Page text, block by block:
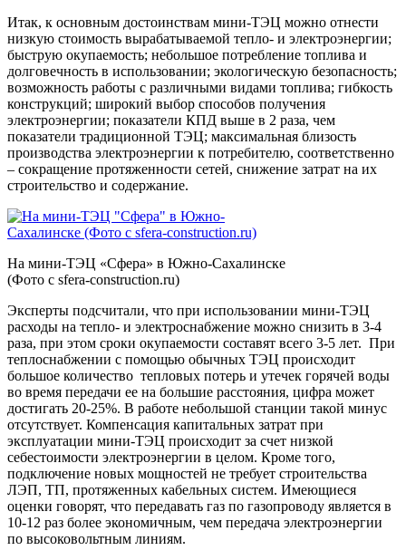
Итак, к основным достоинствам мини-ТЭЦ можно отнести
низкую стоимость вырабатываемой тепло- и электроэнергии;
быструю окупаемость; небольшое потребление топлива и
долговечность в использовании; экологическую безопасность;
возможность работы с различными видами топлива; гибкость
конструкций; широкий выбор способов получения
электроэнергии; показатели КПД выше в 2 раза, чем
показатели традиционной ТЭЦ; максимальная близость
производства электроэнергии к потребителю, соответственно
– сокращение протяженности сетей, снижение затрат на их
строительство и содержание.
На мини-ТЭЦ «Сфера» в Южно-Сахалинске
(Фото с sfera-construction.ru)
Эксперты подсчитали, что при использовании мини-ТЭЦ
расходы на тепло- и электроснабжение можно снизить в 3-4
раза, при этом сроки окупаемости составят всего 3-5 лет. При
теплоснабжении с помощью обычных ТЭЦ происходит
большое количество тепловых потерь и утечек горячей воды
во время передачи ее на большие расстояния, цифра может
достигать 20-25%. В работе небольшой станции такой минус
отсутствует. Компенсация капитальных затрат при
эксплуатации мини-ТЭЦ происходит за счет низкой
себестоимости электроэнергии в целом. Кроме того,
подключение новых мощностей не требует строительства
ЛЭП, ТП, протяженных кабельных систем. Имеющиеся
оценки говорят, что передавать газ по газопроводу является в
10-12 раз более экономичным, чем передача электроэнергии
по высоковольтным линиям.